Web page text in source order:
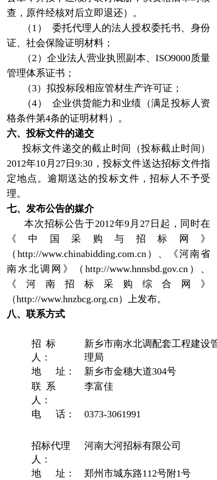
查，原件经核对后立即退还）。
（1 ）
委托代理人的法人授权委托书、身份
证、社会保险证明材料；
（2 ）企业法人营业执照副本、ISO9000质量
管理体系证书；
（3） 拟投标段相应管材生产许可证；
（4）
企业供货能力和业绩（满足投标人资
格条件第4条的证明材料）。
六、投标文件的递交
投标文件递交的截止时间（投标截止时间）
2012年10 月 27日9:30 ，投标文件送达招标文件指
定地点。逾期送达的投标文件，招标人不予受
理。
七、发布公告的媒介
本次招标公告于2012年9 月 27 日起 ，同时在
《中国采购与招标网》
（ http://www.chinabidding.com.cn ）、《河南省
南水北调网》（ http://www.hnnsbd.gov.cn ）、
《河南招标采购综合网》
（http://www.hnzbcg.org.cn）上发布。
八、联系方式
招 标
人：
新乡市南水北调配套工程建设
理局
地
址： 新乡市金穗大道304号
联
系
人：
李富佳
电 话： 0373-3061991
招标代理
人：
河南大河招标有限公司
地 址： 郑州市城东路112号附1号